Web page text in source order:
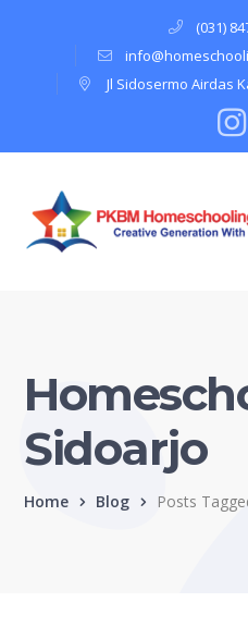
(031)
Jl Sidosermo Airdas
Sidoarjo
Home Blog Posts